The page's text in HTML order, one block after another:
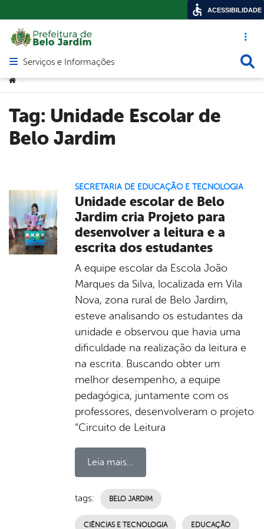
Acesso
Abrir menu principal de navegação
Serviços e Informações
Você está aqui:
>
Tag: Unidade Escolar de
Belo Jardim
SECRETARIA DE EDUCAÇÃO E TECNOLOGIA
Unidade escolar de Belo
Jardim cria Projeto para
desenvolver a leitura e a
escrita dos estudantes
A equipe escolar da Escola João
Marques da Silva, localizada em Vila
Nova, zona rural de Belo Jardim,
esteve analisando os estudantes da
unidade e observou que havia uma
dificuldade na realização da leitura e
na escrita. Buscando obter um
melhor desempenho, a equipe
pedagógica, juntamente com os
professores, desenvolveram o projeto
“Circuito de Leitura
Leia mais...
tags: BELO JARDIM
CIÊNCIAS E TECNOLOGIA EDUCAÇÃO
ACESSIBILIDADE